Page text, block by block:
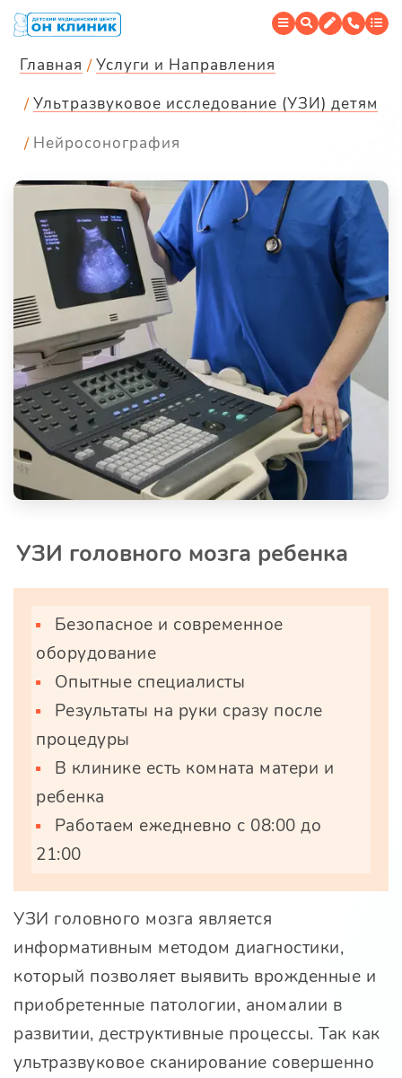
Главная
Услуги и Направления
Ультразвуковое исследование (УЗИ) детям
Нейросонография
УЗИ головного мозга ребенка
Безопасное и современное
оборудование
Опытные специалисты
Результаты на руки сразу после
процедуры
В клинике есть комната матери и
ребенка
Работаем ежедневно с 08:00 до
21:00
УЗИ головного мозга является
информативным методом диагностики,
который позволяет выявить врожденные и
приобретенные патологии, аномалии в
развитии, деструктивные процессы. Так как
ультразвуковое сканирование совершенно